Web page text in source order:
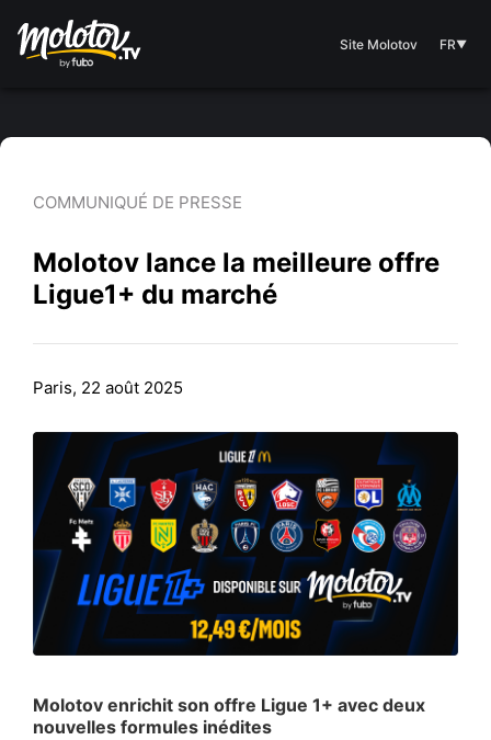
Site Molotov FR▼
COMMUNIQUÉ DE PRESSE
Molotov lance la meilleure offre
Ligue1+ du marché
Paris, 22 août 2025
Molotov enrichit son offre Ligue 1+ avec deux
nouvelles formules inédites